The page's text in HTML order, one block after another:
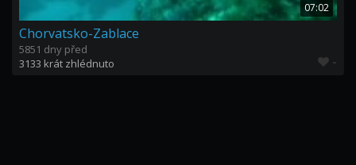
07:02
Chorvatsko-Zablace
5851 dny před
3133 krát zhlédnuto
-